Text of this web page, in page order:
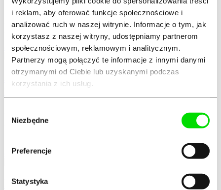
i reklam, aby oferować funkcje społecznościowe i
analizować ruch w naszej witrynie. Informacje o tym, jak
korzystasz z naszej witryny, udostępniamy partnerom
społecznościowym, reklamowym i analitycznym.
Partnerzy mogą połączyć te informacje z innymi danymi
otrzymanymi od Ciebie lub uzyskanymi podczas
korzystania z ich usług.
zgody
Niezbędne
Preferencje
Statystyka
Prowadzenie jednoosobowej działalności gospodarczej (JDG) w
2026 roku oznacza funkcjonowanie w pełni cyfrowym środowisku
księgowym. Po obowiązkowym...
czytaj dalej
KSeF – rejestracja krok po kroku. Jak
uzyskać dostęp?
KSeF 2.0: Rejestracja i dostęp krok po kroku. Sprawdź terminy od
czytaj dalej
Rodzaje faktur – kompleksowy